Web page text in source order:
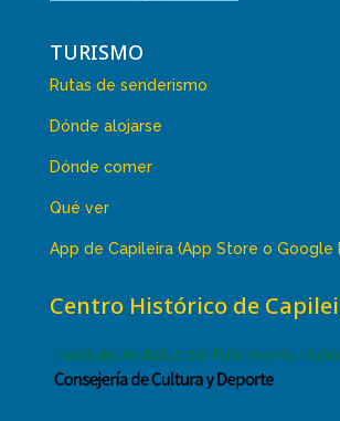
TURISMO
Rutas de senderismo
Dónde alojarse
Dónde comer
Qué ver
App de Capileira (App Store o Google
Centro Histórico de